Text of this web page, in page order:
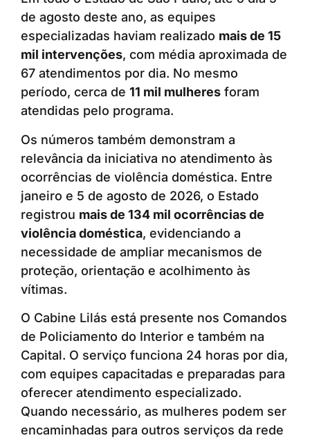
de agosto deste ano, as equipes
especializadas haviam realizado mais de 15
mil intervenções, com média aproximada de
67 atendimentos por dia. No mesmo
período, cerca de 11 mil mulheres foram
atendidas pelo programa.
Os números também demonstram a
relevância da iniciativa no atendimento às
ocorrências de violência doméstica. Entre
janeiro e 5 de agosto de 2026, o Estado
registrou mais de 134 mil ocorrências de
violência doméstica, evidenciando a
necessidade de ampliar mecanismos de
proteção, orientação e acolhimento às
vítimas.
O Cabine Lilás está presente nos Comandos
de Policiamento do Interior e também na
Capital. O serviço funciona 24 horas por dia,
com equipes capacitadas e preparadas para
oferecer atendimento especializado.
Quando necessário, as mulheres podem ser
encaminhadas para outros serviços da rede